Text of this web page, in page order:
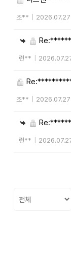
조** 2026.07.27
런**
조** 2026.07.27
런**